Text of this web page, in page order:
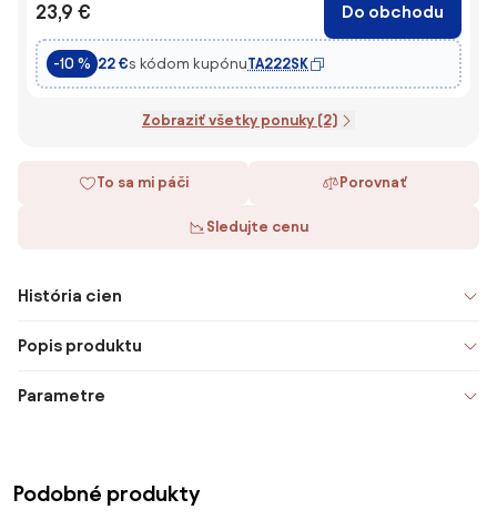
23,9 € Do obchodu
-10 % 22 €s kódom kupónuTA222SK
Zobraziť všetky ponuky (2)
To sa mi páči Porovnať
Sledujte cenu
História cien
Popis produktu
Parametre
Podobné produkty